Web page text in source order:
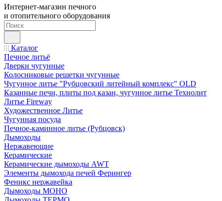
Интернет-магазин печного
и отопительного оборудования
Каталог
Печное литьё
Дверки чугунные
Колосниковые решетки чугунные
Чугунное литье "Рубцовский литейный комплекс" OLD
Казанные печи, плиты под казан, чугунное литье Технолит
Литье Fireway
Художественное Литье
Чугунная посуда
Печное-каминное литье (Рубцовск)
Дымоходы
Нержавеющие
Керамические
Керамические дымоходы AWT
Элементы дымохода печей Ферингер
Феникс нержавейка
Дымоходы МОНО